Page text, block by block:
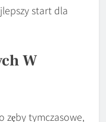
start dla
W
zęby tymczasowe,